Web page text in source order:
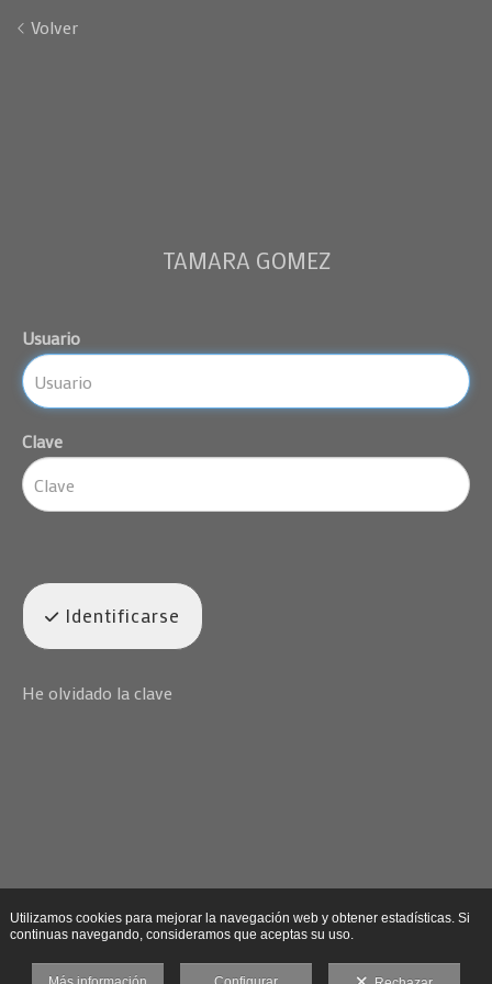
Volver
TAMARA GOMEZ
Usuario
Clave
Identificarse
He olvidado la clave
Utilizamos cookies para mejorar la navegación web y obtener estadísticas. Si
continuas navegando, consideramos que aceptas su uso.